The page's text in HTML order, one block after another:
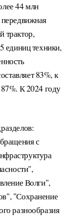
44 млн
трактор,
единиц техники,
83%, к
87%. К 2024 году
с
Волги",
"Сохранение
разнообразия